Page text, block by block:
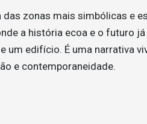
das zonas mais simbólicas e
a história ecoa e o futuro
um edifício. É uma narrativa
e contemporaneidade.